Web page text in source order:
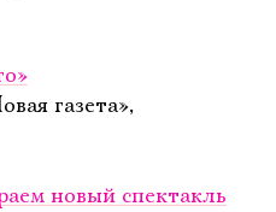
газета»,
новый спектакль